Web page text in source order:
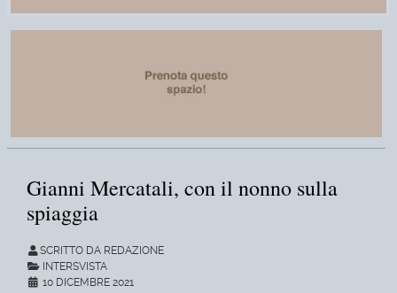
Gianni Mercatali, con il nonno sulla
spiaggia
SCRITTO DA REDAZIONE
INTERSVISTA
10 DICEMBRE 2021